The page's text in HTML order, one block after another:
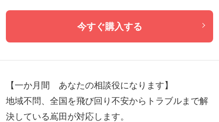
今すぐ購入する
【一か月間　あなたの相談役になります】
地域不問、全国を飛び回り不安からトラブルまで解
決している嶌田が対応します。